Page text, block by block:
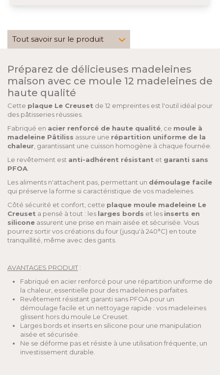
Tout savoir sur le produit
Préparez de délicieuses madeleines
maison avec ce moule 12 madeleines de
haute qualité
Cette plaque Le Creuset de 12 empreintes est l'outil idéal pour
des pâtisseries réussies.
Fabriqué en acier renforcé de haute qualité , ce moule à
madeleine Pâtiliss assure une répartition uniforme de la
chaleur , garantissant une cuisson homogène à chaque fournée.
Le revêtement est anti-adhérent résistant et garanti sans
PFOA
Les aliments n'attachent pas, permettant un démoulage facile
qui préserve la forme si caractéristique de vos madeleines.
Côté sécurité et confort, cette plaque moule madeleine Le
Creuset a pensé à tout : les larges bords et les inserts en
silicone assurent une prise en main aisée et sécurisée. Vous
pourrez sortir vos créations du four (jusqu'à 240°C) en toute
tranquillité, même avec des gants.
AVANTAGES PRODUIT :
Fabriqué en acier renforcé pour une répartition uniforme de
la chaleur, essentielle pour des madeleines parfaites.
Revêtement résistant garanti sans PFOA pour un
démoulage facile et un nettoyage rapide : vos madeleines
glissent hors du moule Le Creuset.
Larges bords et inserts en silicone pour une manipulation
aisée et sécurisée.
Ne se déforme pas et résiste à une utilisation fréquente, un
investissement durable.